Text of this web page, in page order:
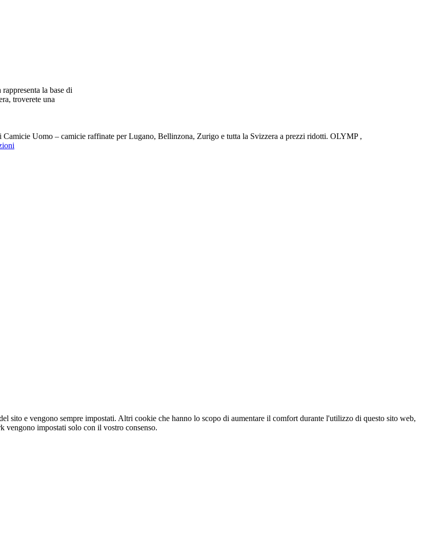
la base di
troverete una
Uomo – camicie raffinate per Lugano, Bellinzona, Zurigo e tutta la Svizzera a prezzi ridotti. OLYMP ,
sito e vengono sempre impostati. Altri cookie che hanno lo scopo di aumentare il comfort durante l'utilizzo di questo sito web,
vengono impostati solo con il vostro consenso.